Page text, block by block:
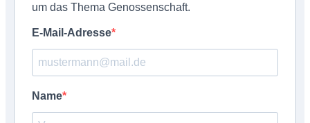
um das Thema Genossenschaft.
E-Mail-Adresse
Name